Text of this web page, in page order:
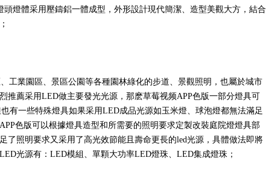
頭燈體采用壓鑄鋁一體成型，外形設計現代簡潔、造型美觀大方，結合
工業園區、景區公園等各種園林綠化的步道、景觀照明，也屬於城市
推薦采用LED做主要發光光源，那麽草莓视频APP色版一部分燈具可
有一些特殊燈具如果采用LED成品光源如玉米燈、球泡燈都無法滿足
色版可以根據燈具造型和所需要的照明要求定製改裝庭院燈燈具部
了照明要求又采用了高光效節能且壽命更長的led光源，具體做法即將
光源有：LED模組、單顆大功率LED燈珠、LED集成燈珠；